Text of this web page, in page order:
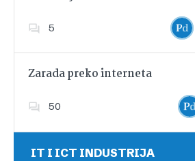
5
Dodajte
Zarada preko interneta
50
Dodajte
IT I ICT INDUSTRIJA